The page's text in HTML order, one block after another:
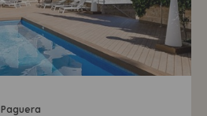
Paguera